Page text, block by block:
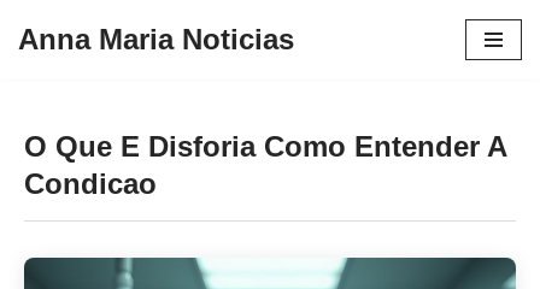
conteúdo
Anna Maria Noticias
O Que E Disforia Como Entender A
Condicao